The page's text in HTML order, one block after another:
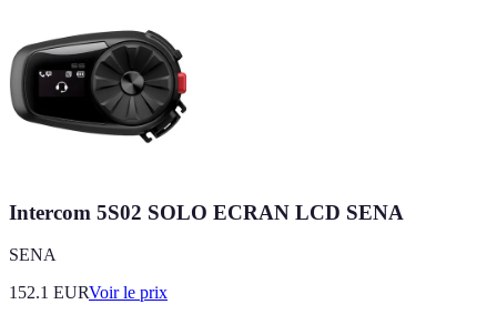
Intercom 5S02 SOLO ECRAN LCD SENA
SENA
152.1 EURVoir le prix